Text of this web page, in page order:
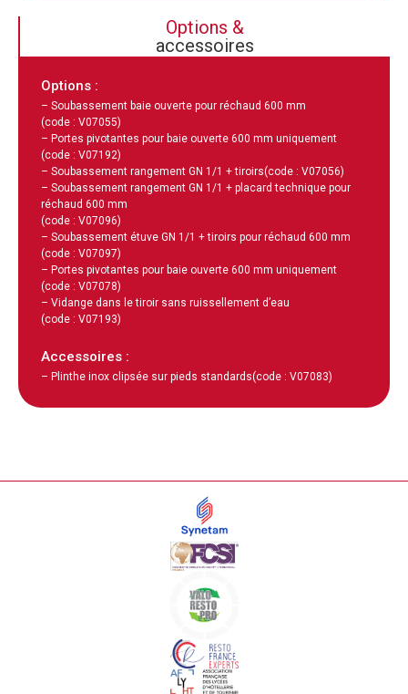
Options &
accessoires
Options :
– Soubassement baie ouverte pour réchaud 600 mm
(code : V07055)
– Portes pivotantes pour baie ouverte 600 mm uniquement
(code : V07192)
– Soubassement rangement GN 1/1 + tiroirs(code : V07056)
– Soubassement rangement GN 1/1 + placard technique pour
réchaud 600 mm
(code : V07096)
– Soubassement étuve GN 1/1 + tiroirs pour réchaud 600 mm
(code : V07097)
– Portes pivotantes pour baie ouverte 600 mm uniquement
(code : V07078)
– Vidange dans le tiroir sans ruissellement d’eau
(code : V07193)
Accessoires :
– Plinthe inox clipsée sur pieds standards(code : V07083)